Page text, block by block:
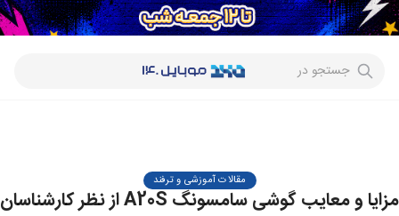
جستجو در
مقالات آموزشی و ترفند
مزایا و معایب گوشی سامسونگ A20S از نظر کارشناسان